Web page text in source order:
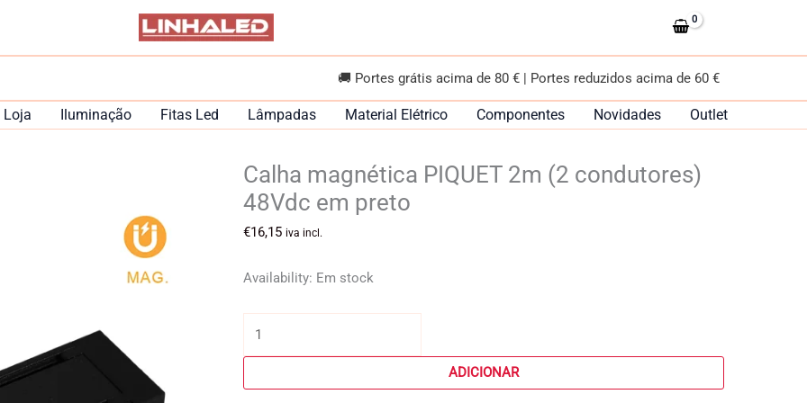
🚚 Portes grátis acima de 80 € | Portes reduzidos acima de 60 €
Loja Iluminação Fitas Led Lâmpadas Material Elétrico Componentes Novidades Outlet
Calha magnética PIQUET 2m (2 condutores)
48Vdc em preto
€16,15 iva incl.
Availability: Em stock
magnética
ADICIONAR
(2
condutores)
48Vdc
preto